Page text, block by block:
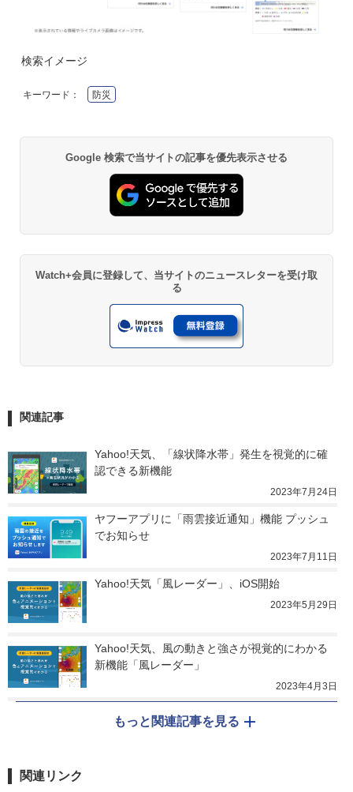
検索イメージ
キーワード： 防災
Google 検索で当サイトの記事を優先表示させる
Watch+会員に登録して、当サイトのニュースレターを受け取
る
関連記事
Yahoo!天気、「線状降水帯」発生を視覚的に確
認できる新機能
2023年7月24日
ヤフーアプリに「雨雲接近通知」機能 プッシュ
でお知らせ
2023年7月11日
Yahoo!天気「風レーダー」、iOS開始
2023年5月29日
Yahoo!天気、風の動きと強さが視覚的にわかる
新機能「風レーダー」
2023年4月3日
もっと関連記事を見る
関連リンク